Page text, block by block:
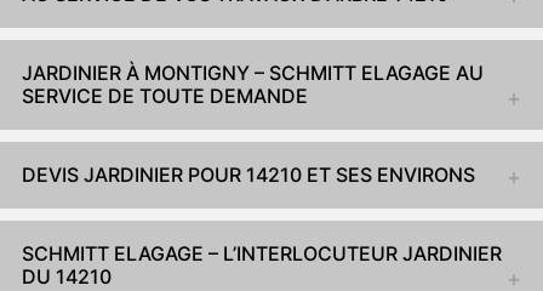
JARDINIER À MONTIGNY – SCHMITT ELAGAGE AU
SERVICE DE TOUTE DEMANDE
DEVIS JARDINIER POUR 14210 ET SES ENVIRONS
SCHMITT ELAGAGE – L’INTERLOCUTEUR JARDINIER
DU 14210